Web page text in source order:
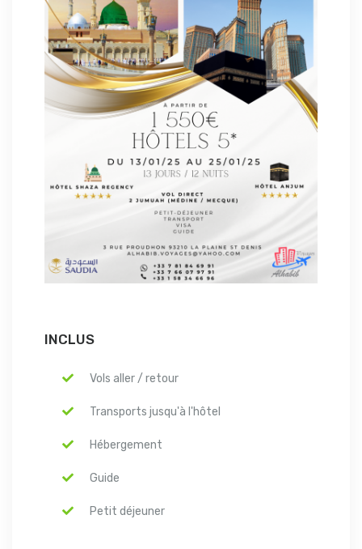
INCLUS
Vols aller / retour
Transports jusqu'à l'hôtel
Hébergement
Guide
Petit déjeuner